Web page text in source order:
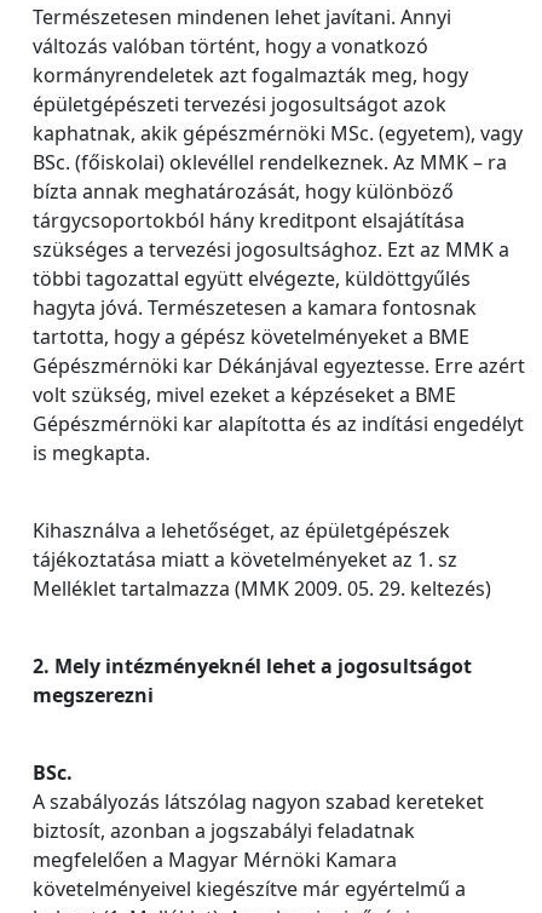
Természetesen mindenen lehet javítani. Annyi
változás valóban történt, hogy a vonatkozó
kormányrendeletek azt fogalmazták meg, hogy
épületgépészeti tervezési jogosultságot azok
kaphatnak, akik gépészmérnöki MSc. (egyetem), vagy
BSc. (főiskolai) oklevéllel rendelkeznek. Az MMK – ra
bízta annak meghatározását, hogy különböző
tárgycsoportokból hány kreditpont elsajátítása
szükséges a tervezési jogosultsághoz. Ezt az MMK a
többi tagozattal együtt elvégezte, küldöttgyűlés
hagyta jóvá. Természetesen a kamara fontosnak
tartotta, hogy a gépész követelményeket a BME
Gépészmérnöki kar Dékánjával egyeztesse. Erre azért
volt szükség, mivel ezeket a képzéseket a BME
Gépészmérnöki kar alapította és az indítási engedélyt
is megkapta.
Kihasználva a lehetőséget, az épületgépészek
tájékoztatása miatt a követelményeket az 1. sz
Melléklet tartalmazza (MMK 2009. 05. 29. keltezés)
2. Mely intézményeknél lehet a jogosultságot
megszerezni
BSc.
A szabályozás látszólag nagyon szabad kereteket
biztosít, azonban a jogszabályi feladatnak
megfelelően a Magyar Mérnöki Kamara
követelményeivel kiegészítve már egyértelmű a